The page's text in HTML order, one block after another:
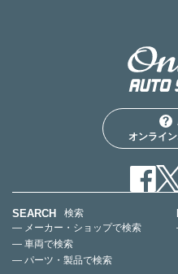
オンライ
SEARCH
検索
— メーカー・ショップで検索
— 車両で検索
— パーツ・製品で検索